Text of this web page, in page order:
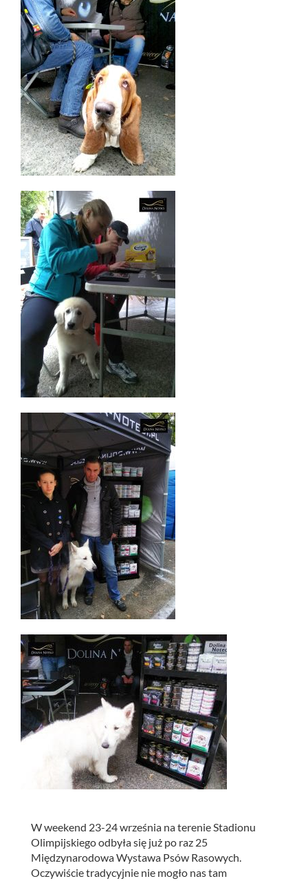
W weekend 23-24 września na terenie Stadionu
Olimpijskiego odbyła się już po raz 25
Międzynarodowa Wystawa Psów Rasowych.
Oczywiście tradycyjnie nie mogło nas tam